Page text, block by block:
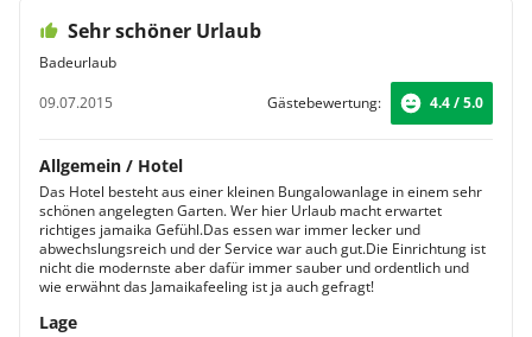
Sehr schöner Urlaub
Badeurlaub
09.07.2015
Gästebewertung: 4.4 / 5.0
Allgemein / Hotel
Das Hotel besteht aus einer kleinen Bungalowanlage in einem sehr
schönen angelegten Garten. Wer hier Urlaub macht erwartet
richtiges jamaika Gefühl.Das essen war immer lecker und
abwechslungsreich und der Service war auch gut.Die Einrichtung ist
nicht die modernste aber dafür immer sauber und ordentlich und
wie erwähnt das Jamaikafeeling ist ja auch gefragt!
Lage